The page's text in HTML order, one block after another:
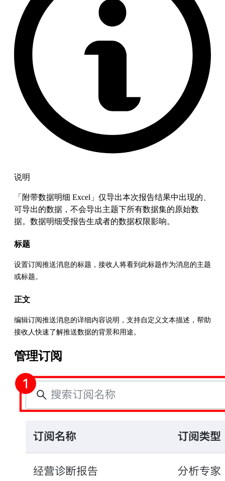
说明
「附带数据明细 Excel」仅导出本次报告结果中出现的、
可导出的数据，不会导出主题下所有数据集的原始数
据。数据明细受报告生成者的数据权限影响。
标题
设置订阅推送消息的标题，接收人将看到此标题作为消息的主题
或标题。
正文
编辑订阅推送消息的详细内容说明，支持自定义文本描述，帮助
接收人快速了解推送数据的背景和用途。
管理订阅